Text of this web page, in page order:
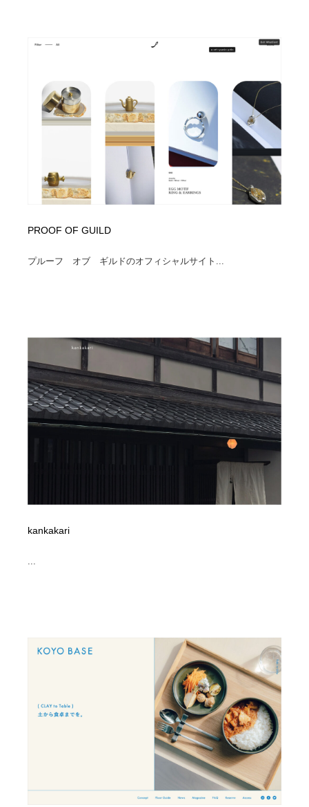
PROOF OF GUILD
プルーフ オブ ギルドのオフィシャルサイト...
kankakari